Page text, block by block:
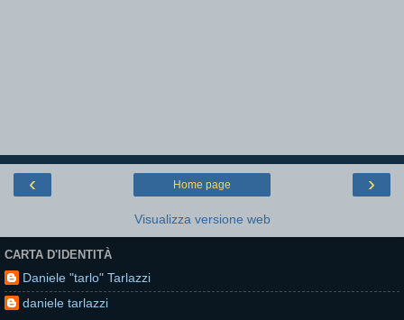
‹ ›
Home page
Visualizza versione web
CARTA D'IDENTITÀ
Daniele "tarlo" Tarlazzi
daniele tarlazzi